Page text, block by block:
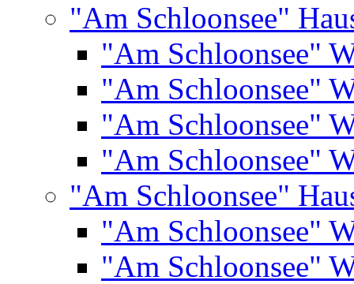
"Am Schloonsee"
"Am Schloonsee"
"Am Schloonsee"
"Am Schloonsee"
"Am Schloonsee"
"Am Schloonsee"
"Am Schloonsee"
"Am Schloonsee"